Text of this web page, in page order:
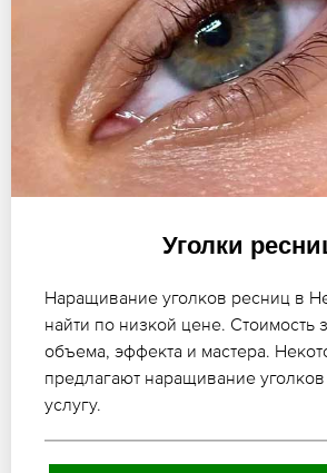
Уголки
Наращивание уголков ресниц в
найти по низкой цене. Стоимость
объема, эффекта и мастера.
предлагают наращивание
услугу.